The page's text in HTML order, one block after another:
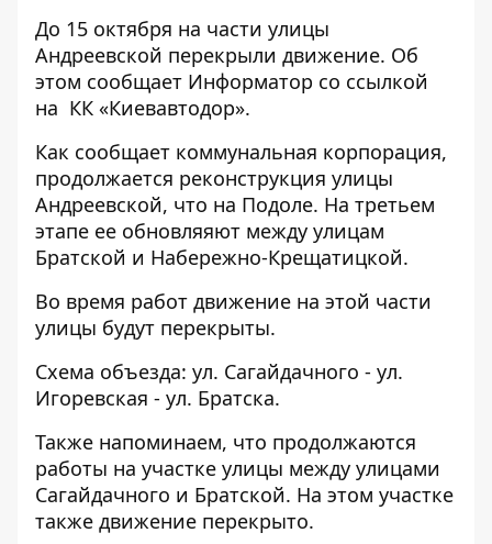
До 15 октября на части улицы
Андреевской перекрыли движение. Об
этом сообщает Информатор со ссылкой
на КК «Киевавтодор».
Как сообщает коммунальная корпорация,
продолжается реконструкция улицы
Андреевской, что на Подоле. На третьем
этапе ее обновляяют между улицам
Братской и Набережно-Крещатицкой.
Во время работ движение на этой части
улицы будут перекрыты.
Схема объезда: ул. Сагайдачного - ул.
Игоревская - ул. Братска.
Также напоминаем, что продолжаются
работы на участке улицы между улицами
Сагайдачного и Братской. На этом участке
также движение перекрыто.